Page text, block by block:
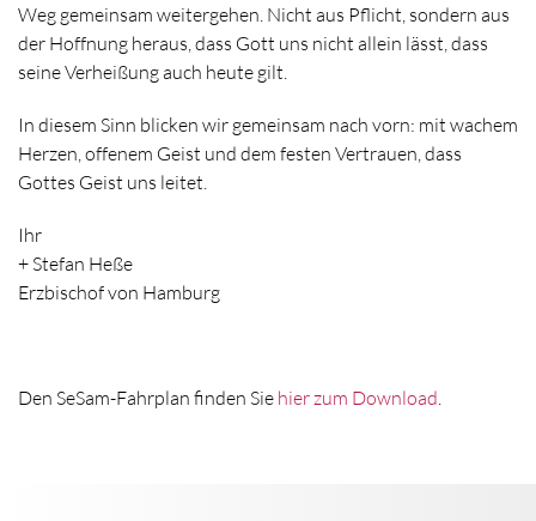
Weg gemeinsam weitergehen. Nicht aus Pflicht, sondern aus
der Hoffnung heraus, dass Gott uns nicht allein lässt, dass
seine Verheißung auch heute gilt.
In diesem Sinn blicken wir gemeinsam nach vorn: mit wachem
Herzen, offenem Geist und dem festen Vertrauen, dass
Gottes Geist uns leitet.
Ihr
+ Stefan Heße
Erzbischof von Hamburg
Den SeSam-Fahrplan finden Sie hier zum Download.